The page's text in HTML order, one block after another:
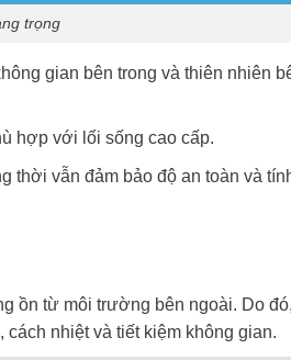
trọng
gian bên trong và thiên nhiên
hợp với lối sống cao cấp.
thời vẫn đảm bảo độ an toàn và
ồn từ môi trường bên ngoài. Do đó,
nhiệt và tiết kiệm không gian.